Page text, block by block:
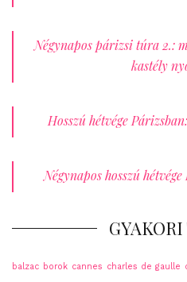
Négynapos párizsi túra 2.:
kastély
Hosszú hétvége
Négynapos hosszú
balzac borok cannes charles de gaulle